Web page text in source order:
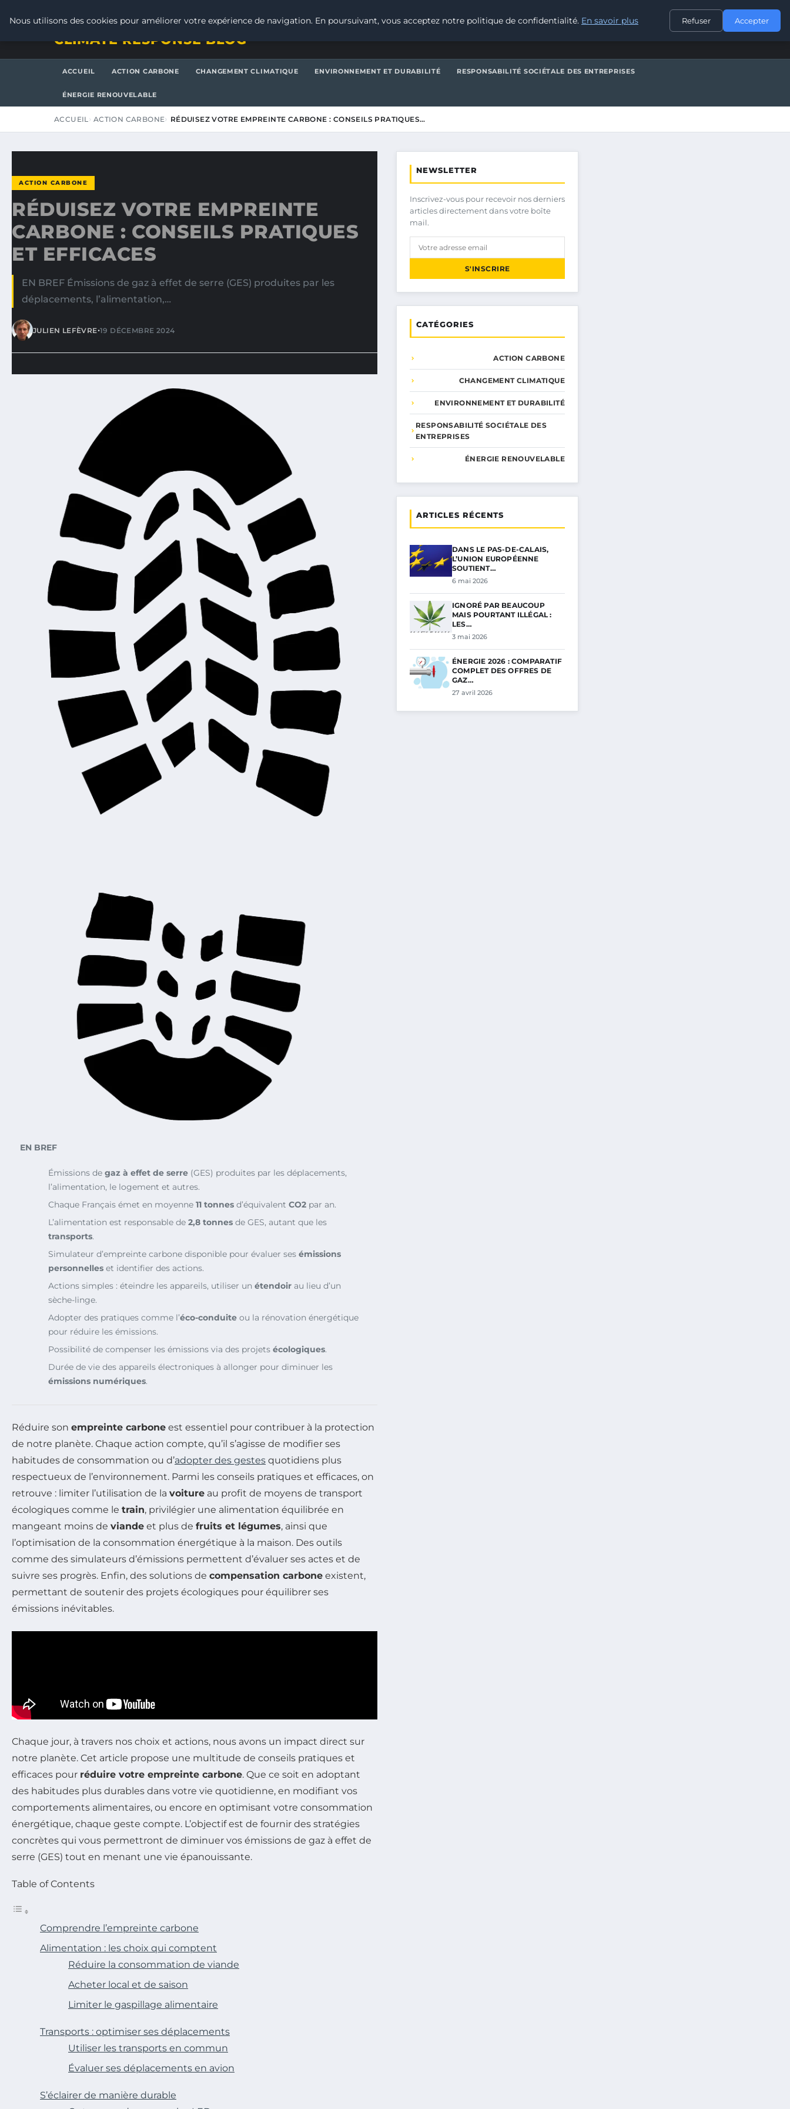
CONTACT
CLIMATE RESPONSE BLOG
ACCUEIL ACTION CARBONE CHANGEMENT CLIMATIQUE ENVIRONNEMENT ET DURABILITÉ RESPONSABILITÉ SOCIÉTALE DES ENTREPRISES
ÉNERGIE RENOUVELABLE
ACCUEIL ACTION CARBONE RÉDUISEZ VOTRE EMPREINTE CARBONE : CONSEILS PRATIQUES…
ACTION CARBONE
RÉDUISEZ VOTRE EMPREINTE
CARBONE : CONSEILS PRATIQUES
ET EFFICACES
EN BREF Émissions de gaz à effet de serre (GES) produites par les
déplacements, l’alimentation,…
JULIEN LEFÈVRE•19 DÉCEMBRE 2024
EN BREF
Émissions de gaz à effet de serre (GES) produites par les déplacements,
l’alimentation, le logement et autres.
Chaque Français émet en moyenne 11 tonnes d’équivalent CO2 par an.
L’alimentation est responsable de 2,8 tonnes de GES, autant que les
transports.
Simulateur d’empreinte carbone disponible pour évaluer ses émissions
personnelles et identifier des actions.
Actions simples : éteindre les appareils, utiliser un étendoir au lieu d’un
sèche-linge.
Adopter des pratiques comme l’éco-conduite ou la rénovation énergétique
pour réduire les émissions.
Possibilité de compenser les émissions via des projets écologiques.
Durée de vie des appareils électroniques à allonger pour diminuer les
émissions numériques.
Réduire son empreinte carbone est essentiel pour contribuer à la protection
de notre planète. Chaque action compte, qu’il s’agisse de modifier ses
habitudes de consommation ou d’adopter des gestes quotidiens plus
respectueux de l’environnement. Parmi les conseils pratiques et efficaces, on
retrouve : limiter l’utilisation de la voiture au profit de moyens de transport
écologiques comme le train, privilégier une alimentation équilibrée en
mangeant moins de viande et plus de fruits et légumes, ainsi que
l’optimisation de la consommation énergétique à la maison. Des outils
comme des simulateurs d’émissions permettent d’évaluer ses actes et de
suivre ses progrès. Enfin, des solutions de compensation carbone existent,
permettant de soutenir des projets écologiques pour équilibrer ses
émissions inévitables.
Chaque jour, à travers nos choix et actions, nous avons un impact direct sur
notre planète. Cet article propose une multitude de conseils pratiques et
efficaces pour réduire votre empreinte carbone. Que ce soit en adoptant
des habitudes plus durables dans votre vie quotidienne, en modifiant vos
comportements alimentaires, ou encore en optimisant votre consommation
énergétique, chaque geste compte. L’objectif est de fournir des stratégies
concrètes qui vous permettront de diminuer vos émissions de gaz à effet de
serre (GES) tout en menant une vie épanouissante.
Table of Contents
Comprendre l’empreinte carbone
Alimentation : les choix qui comptent
Réduire la consommation de viande
Acheter local et de saison
Limiter le gaspillage alimentaire
Transports : optimiser ses déplacements
Utiliser les transports en commun
Évaluer ses déplacements en avion
S’éclairer de manière durable
NEWSLETTER
Inscrivez-vous pour recevoir nos derniers
articles directement dans votre boîte
mail.
S'INSCRIRE
CATÉGORIES
ACTION CARBONE
CHANGEMENT CLIMATIQUE
ENVIRONNEMENT ET DURABILITÉ
RESPONSABILITÉ SOCIÉTALE DES
ENTREPRISES
ÉNERGIE RENOUVELABLE
ARTICLES RÉCENTS
DANS LE PAS-DE-CALAIS,
L’UNION EUROPÉENNE
SOUTIENT…
6 mai 2026
IGNORÉ PAR BEAUCOUP
MAIS POURTANT ILLÉGAL :
LES…
3 mai 2026
ÉNERGIE 2026 : COMPARATIF
COMPLET DES OFFRES DE
GAZ…
27 avril 2026
Nous utilisons des cookies pour améliorer votre expérience de navigation. En poursuivant, vous acceptez notre politique de confidentialité. En savoir plus Refuser Accepter